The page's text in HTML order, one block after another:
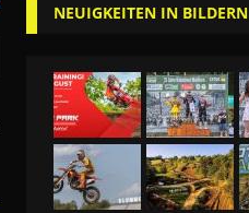
NEUIGKEITEN IN BILDERN